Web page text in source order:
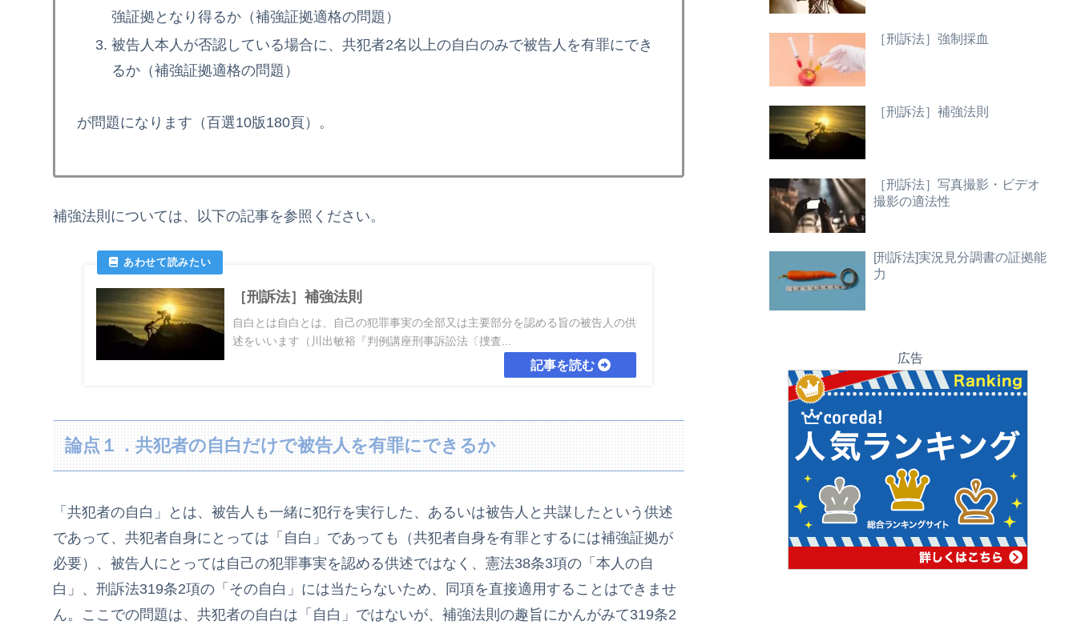
強証拠となり得るか（補強証拠適格の問題）
被告人本人が否認している場合に、共犯者2名以上の自白のみで被告人を有罪にでき
るか（補強証拠適格の問題）
が問題になります（百選10版180頁）。
補強法則については、以下の記事を参照ください。
［刑訴法］補強法則
自白とは自白とは、自己の犯罪事実の全部又は主要部分を認める旨の被告人の供
述をいいます（川出敏裕『判例講座刑事訴訟法〔捜査...
論点１．共犯者の自白だけで被告人を有罪にできるか
「共犯者の自白」とは、被告人も一緒に犯行を実行した、あるいは被告人と共謀したという供述
であって、共犯者自身にとっては「自白」であっても（共犯者自身を有罪とするには補強証拠が
必要）、被告人にとっては自己の犯罪事実を認める供述ではなく、憲法38条3項の「本人の自
白」、刑訴法319条2項の「その自白」には当たらないため、同項を直接適用することはできませ
ん。ここでの問題は、共犯者の自白は「自白」ではないが、補強法則の趣旨にかんがみて319条2
［刑訴法］強制採血
［刑訴法］補強法則
［刑訴法］写真撮影・ビデオ
撮影の適法性
[刑訴法]実況見分調書の証拠能
力
広告